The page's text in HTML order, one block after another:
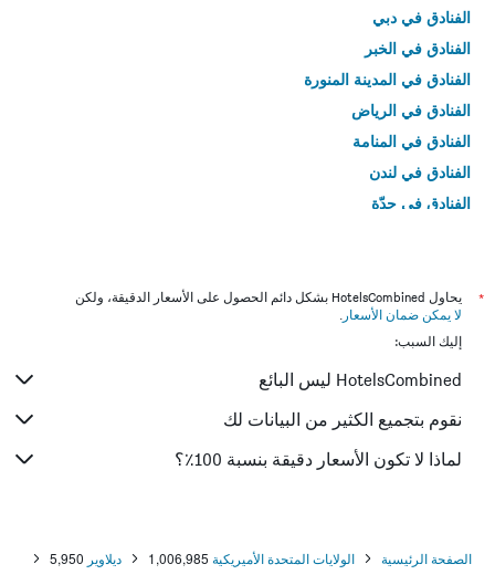
الفنادق في دبي
الفنادق في الخبر
الفنادق في المدينة المنورة
الفنادق في الرياض
الفنادق في المنامة
الفنادق في لندن
الفنادق في جدّة
*
يحاول HotelsCombined بشكل دائم الحصول على الأسعار الدقيقة، ولكن
لا يمكن ضمان الأسعار .
إليك السبب:
HotelsCombined ليس البائع
نقوم بتجميع الكثير من البيانات لك
لماذا لا تكون الأسعار دقيقة بنسبة 100٪؟
الصفحة الرئيسية الولايات المتحدة الأميريكية 1,006,985 ديلاوير 5,950